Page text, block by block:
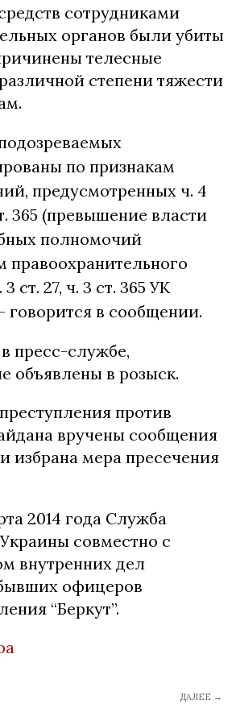
сотрудниками
органов были убиты
телесные
степени тяжести
по признакам
предусмотренных ч. 4
365 (превышение власти
полномочий
правоохранительного
ст. 27, ч. 3 ст. 365 УК
говорится в сообщении.
пресс-службе,
объявлены в розыск.
против
вручены сообщения
избрана мера пресечения
2014 года Служба
совместно с
внутренних дел
офицеров
“Беркут”.
ДАЛЕЕ →